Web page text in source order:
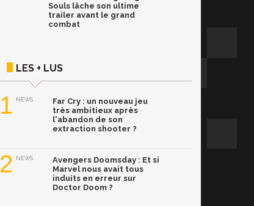
Souls lâche son ultime
trailer avant le grand
combat
LES + LUS
1 NEWS
Far Cry : un nouveau jeu
très ambitieux après
l'abandon de son
extraction shooter ?
2 NEWS
Avengers Doomsday : Et si
Marvel nous avait tous
induits en erreur sur
Doctor Doom ?